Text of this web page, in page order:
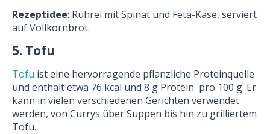
Rezeptidee: Rührei mit Spinat und Feta-Käse, serviert
auf Vollkornbrot.
5. Tofu
Tofu ist eine hervorragende pflanzliche Proteinquelle
und enthält etwa 76 kcal und 8 g Protein pro 100 g. Er
kann in vielen verschiedenen Gerichten verwendet
werden, von Currys über Suppen bis hin zu grilliertem
Tofu.